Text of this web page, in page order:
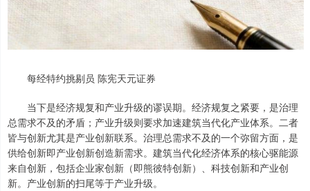
每经特约挑剔员 陈宪天元证券
当下是经济规复和产业升级的谬误期。经济规复之紧要，是治理
总需求不及的矛盾；产业升级则要求加速建筑当代化产业体系。二者
皆与创新尤其是产业创新联系。治理总需求不及的一个弥留方面，是
供给创新即产业创新创造新需求。建筑当代化经济体系的核心驱能源
来自创新，包括企业家创新（即熊彼特创新）、科技创新和产业创
新。产业创新的扫尾等于产业升级。